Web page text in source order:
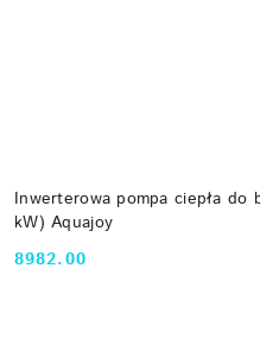
Inwerterowa pompa ciepła do
kW) Aquajoy
Cena:
8982.00